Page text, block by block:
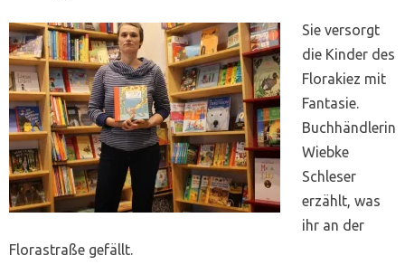
Sie versorgt
die Kinder des
Florakiez mit
Fantasie.
Buchhändlerin
Wiebke
Schleser
erzählt, was
ihr an der
Florastraße gefällt.